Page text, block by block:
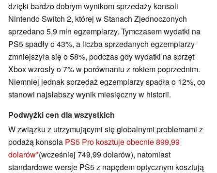
dzięki bardzo dobrym wynikom sprzedaży konsoli
Nintendo Switch 2, której w Stanach Zjednoczonych
sprzedano 5,9 mln egzemplarzy. Tymczasem wydatki na
PS5 spadły o 43%, a liczba sprzedanych egzemplarzy
zmniejszyła się o 58%, podczas gdy wydatki na sprzęt
Xbox wzrosły o 7% w porównaniu z rokiem poprzednim.
Niemniej jednak sprzedaż egzemplarzy spadła o 12%, co
stanowi najsłabszy wynik miesięczny w historii.
Podwyżki cen dla wszystkich
W związku z utrzymującymi się globalnymi problemami z
podażą konsola PS5 Pro kosztuje obecnie 899,99
dolarów (wcześniej 749,99 dolarów), natomiast
standardowe wersje PS5 z napędem optycznym kosztują